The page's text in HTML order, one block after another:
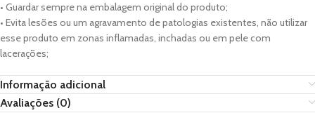
• Guardar sempre na embalagem original do produto;
• Evita lesões ou um agravamento de patologias existentes, não utilizar
esse produto em zonas inflamadas, inchadas ou em pele com
lacerações;
Informação adicional
Avaliações (0)